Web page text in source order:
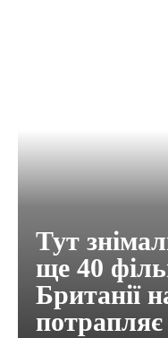
Тут
ще 40
Британії
потрапляє